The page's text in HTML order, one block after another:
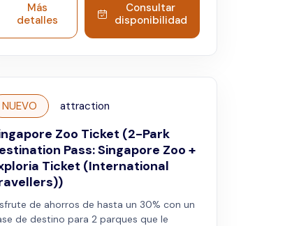
Más
detalles
Consultar
disponibilidad
NUEVO attraction
Zoo Ticket (2-Park
Pass: Singapore Zoo +
Ticket (International
de ahorros de hasta un 30% con un
de destino para 2 parques que le